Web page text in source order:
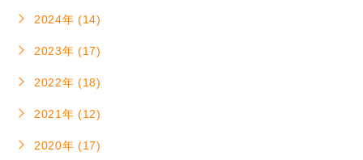
2024年 (14)
2023年 (17)
2022年 (18)
2021年 (12)
2020年 (17)